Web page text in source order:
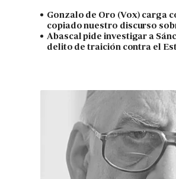
Gonzalo de Oro (Vox) carga
copiado nuestro discurso
Abascal pide investigar a
delito de traición contra el